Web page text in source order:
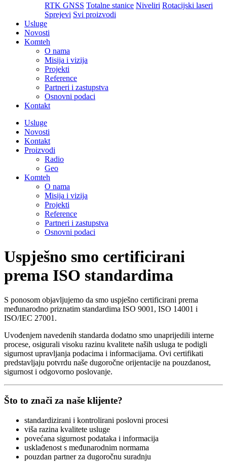
RTK GNSS Totalne stanice Niveliri Rotacijski laseri
Sprejevi Svi proizvodi
Usluge
Novosti
Komteh
O nama
Misija i vizija
Projekti
Reference
Partneri i zastupstva
Osnovni podaci
Kontakt
Usluge
Novosti
Kontakt
Proizvodi
Radio
Geo
Komteh
O nama
Misija i vizija
Projekti
Reference
Partneri i zastupstva
Osnovni podaci
Uspješno smo certificirani
prema ISO standardima
S ponosom objavljujemo da smo uspješno certificirani prema
međunarodno priznatim standardima ISO 9001, ISO 14001 i
ISO/IEC 27001.
Uvođenjem navedenih standarda dodatno smo unaprijedili interne
procese, osigurali visoku razinu kvalitete naših usluga te podigli
sigurnost upravljanja podacima i informacijama. Ovi certifikati
predstavljaju potvrdu naše dugoročne orijentacije na pouzdanost,
sigurnost i odgovorno poslovanje.
Što to znači za naše klijente?
standardizirani i kontrolirani poslovni procesi
viša razina kvalitete usluge
povećana sigurnost podataka i informacija
usklađenost s međunarodnim normama
pouzdan partner za dugoročnu suradnju